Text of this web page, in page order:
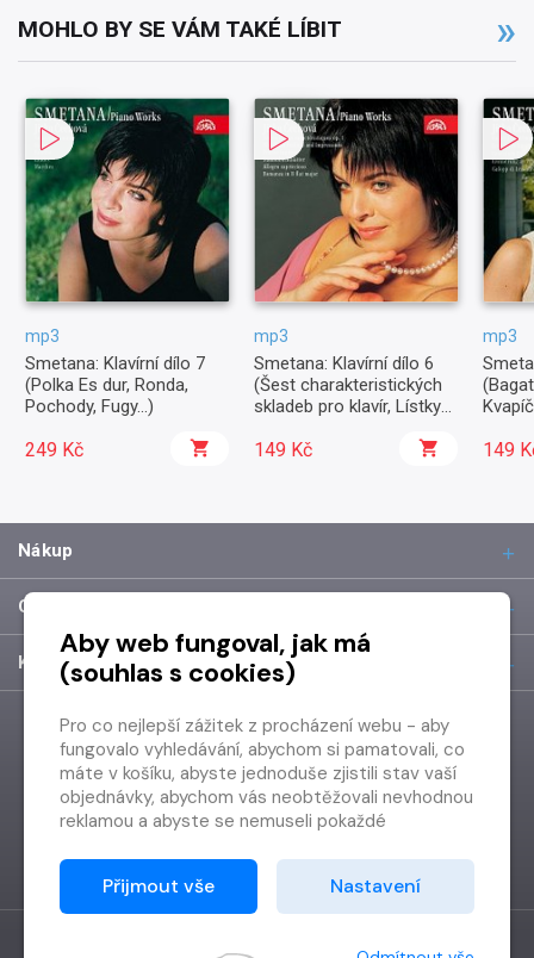
MOHLO BY SE VÁM TAKÉ LÍBIT
mp3
Smetana: Klavírní dílo 7
(Polka Es dur, Ronda,
Pochody, Fugy...)
249 Kč
mp3
Smetana: Klavírní dílo 6
(Šest charakteristických
skladeb pro klavír, Lístky
149 Kč
mp3
149
Nákup
O společnosti
Kontakt
Aby web fungoval, jak má
(souhlas s cookies)
Pro co nejlepší zážitek z procházení webu - aby
fungovalo vyhledávání, abychom si pamatovali, co
máte v košíku, abyste jednoduše zjistili stav vaší
objednávky, abychom vás neobtěžovali nevhodnou
reklamou a abyste se nemuseli pokaždé
Proto od vás potřebujeme souhlas se
zpracováním souborů cookies
Přijmout vše Nastavení